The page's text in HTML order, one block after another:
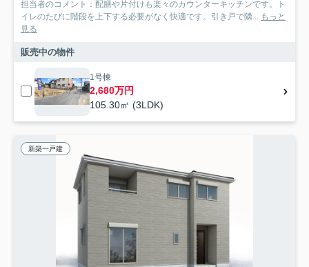
担当者のコメント：配膳や片付けも楽々のカウンターキッチンです。ト
イレのたびに階段を上下する必要がなく快適です。引き戸で隣...
もっと
見る
販売中の物件
1号棟
2,680万円
105.30㎡ (3LDK)
新築一戸建